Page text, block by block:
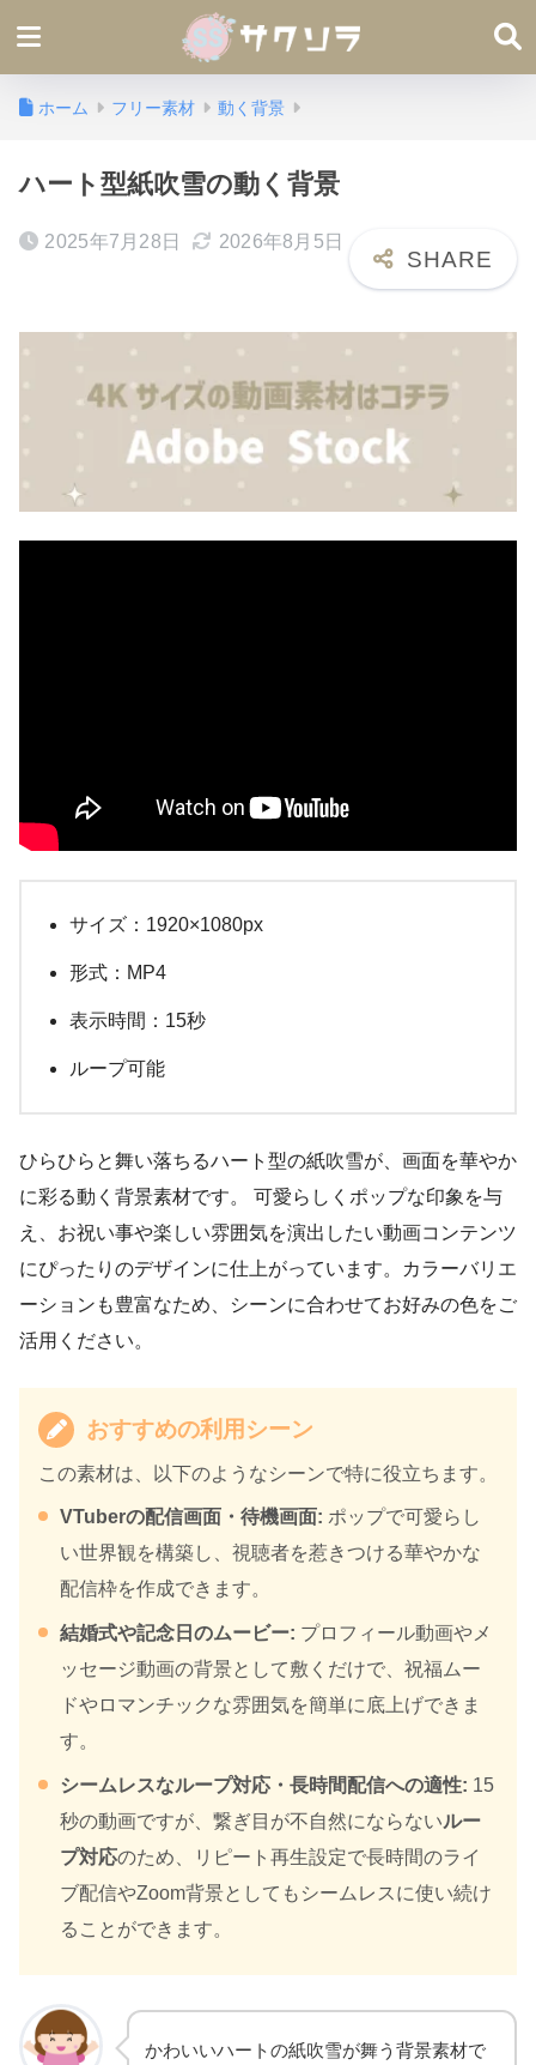
ホーム フリー素材 動く背景
ハート型紙吹雪の動く背景
2025年7月28日 2026年8月5日
サイズ：1920×1080px
形式：MP4
表示時間：15秒
ループ可能
ひらひらと舞い落ちるハート型の紙吹雪が、画面を華やか
に彩る動く背景素材です。 可愛らしくポップな印象を与
え、お祝い事や楽しい雰囲気を演出したい動画コンテンツ
にぴったりのデザインに仕上がっています。カラーバリエ
ーションも豊富なため、シーンに合わせてお好みの色をご
活用ください。
おすすめの利用シーン
この素材は、以下のようなシーンで特に役立ちます。
VTuberの配信画面・待機画面: ポップで可愛らし
い世界観を構築し、視聴者を惹きつける華やかな
配信枠を作成できます。
結婚式や記念日のムービー: プロフィール動画やメ
ッセージ動画の背景として敷くだけで、祝福ムー
ドやロマンチックな雰囲気を簡単に底上げできま
す。
シームレスなループ対応・長時間配信への適性: 15
秒の動画ですが、繋ぎ目が不自然にならないルー
プ対応のため、リピート再生設定で長時間のライ
ブ配信やZoom背景としてもシームレスに使い続け
ることができます。
かわいいハートの紙吹雪が舞う背景素材で